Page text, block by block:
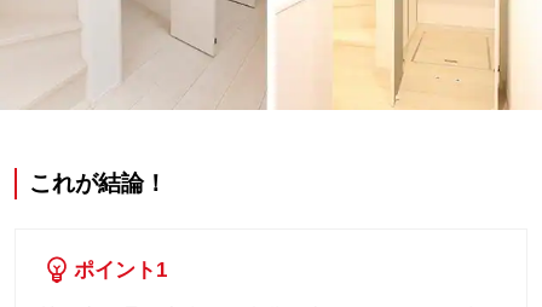
これが結論！
ポイント 1